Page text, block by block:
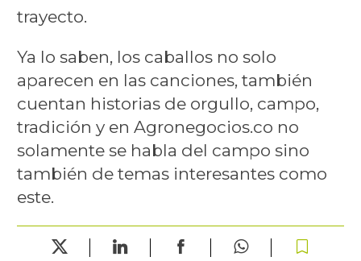
trayecto.
Ya lo saben, los caballos no solo
aparecen en las canciones, también
cuentan historias de orgullo, campo,
tradición y en Agronegocios.co no
solamente se habla del campo sino
también de temas interesantes como
este.